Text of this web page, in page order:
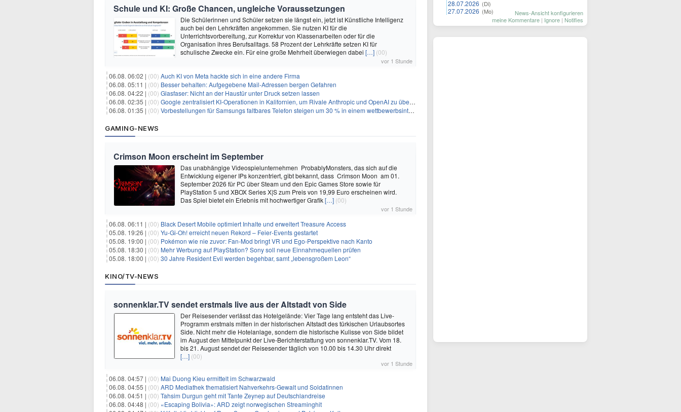
Schule und KI: Große Chancen, ungleiche Voraussetzungen
Die Schülerinnen und Schüler setzen sie längst ein, jetzt ist Künstliche Intelligenz
auch bei den Lehrkräften angekommen. Sie nutzen KI für die
Unterrichtsvorbereitung, zur Korrektur von Klassenarbeiten oder für die
Organisation ihres Berufsalltags. 58 Prozent der Lehrkräfte setzen KI für
schulische Zwecke ein. Für eine große Mehrheit überwiegen dabei […] (00)
vor 1 Stunde
06.08. 06:02 | (00) Auch KI von Meta hackte sich in eine andere Firma
06.08. 05:11 | (00) Besser behalten: Aufgegebene Mail-Adressen bergen Gefahren
06.08. 04:22 | (00) Glasfaser: Nicht an der Haustür unter Druck setzen lassen
06.08. 02:35 | (00) Google zentralisiert KI-Operationen in Kalifornien, um Rivale Anthropic und OpenAI zu überholen
06.08. 01:35 | (00) Vorbestellungen für Samsungs faltbares Telefon steigen um 30 % in einem wettbewerbsintensiven Markt
GAMING-NEWS
Crimson Moon erscheint im September
Das unabhängige Videospielunternehmen ProbablyMonsters, das sich auf die
Entwicklung eigener IPs konzentriert, gibt bekannt, dass Crimson Moon am 01.
September 2026 für PC über Steam und den Epic Games Store sowie für
PlayStation 5 und XBOX Series X|S zum Preis von 19,99 Euro erscheinen wird.
Das Spiel bietet ein Erlebnis mit hochwertiger Grafik[…] (00)
vor 1 Stunde
06.08. 06:11 | (00) Black Desert Mobile optimiert Inhalte und erweitert Treasure Access
05.08. 19:26 | (00) Yu‑Gi‑Oh! erreicht neuen Rekord – Feier‑Events gestartet
05.08. 19:00 | (00) Pokémon wie nie zuvor: Fan-Mod bringt VR und Ego-Perspektive nach Kanto
05.08. 18:30 | (00) Mehr Werbung auf PlayStation? Sony soll neue Einnahmequellen prüfen
05.08. 18:00 | (00) 30 Jahre Resident Evil werden begehbar, samt „lebensgroßem Leon“
KINO/TV-NEWS
sonnenklar.TV sendet erstmals live aus der Altstadt von Side
Der Reisesender verlässt das Hotelgelände: Vier Tage lang entsteht das Live-
Programm erstmals mitten in der historischen Altstadt des türkischen Urlaubsortes
Side. Nicht mehr die Hotelanlage, sondern die historische Kulisse von Side bildet
im August den Mittelpunkt der Live-Berichterstattung von sonnenklar.TV. Vom 18.
bis 21. August sendet der Reisesender täglich von 10.00 bis 14.30 Uhr direkt
[…] (00)
vor 1 Stunde
06.08. 04:57 | (00) Mai Duong Kieu ermittelt im Schwarzwald
06.08. 04:55 | (00) ARD Mediathek thematisiert Nahverkehrs-Gewalt und Soldatinnen
06.08. 04:51 | (00) Tahsim Durgun geht mit Tante Zeynep auf Deutschlandreise
06.08. 04:48 | (00) «Escaping Bolivia»: ARD zeigt norwegischen Streaminghit
28.07.2026 (Di)
27.07.2026 (Mo)
News-Ansicht konfigurieren
meine Kommentare | Ignore | Notifies